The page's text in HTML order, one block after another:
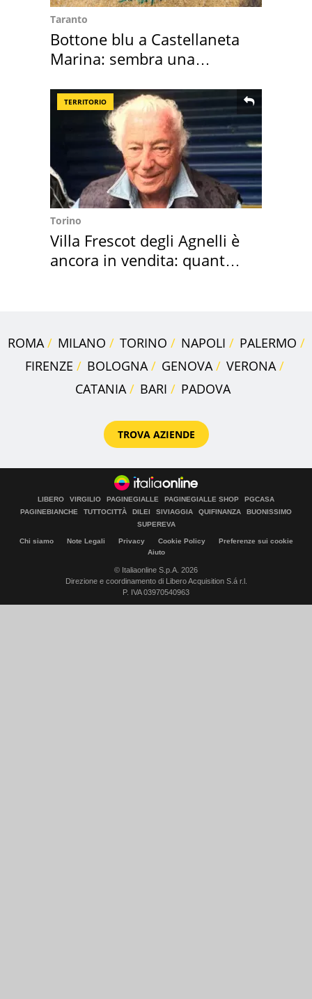
Taranto
Bottone blu a Castellaneta
Marina: sembra una
TERRITORIO
Torino
Villa Frescot degli Agnelli è
ancora in vendita: quanto
ROMA MILANO TORINO NAPOLI
PALERMO
FIRENZE
BOLOGNA GENOVA
VERONA
CATANIA
BARI PADOVA
TROVA AZIENDE
LIBERO VIRGILIO PAGINEGIALLE PAGINEGIALLE SHOP
PGCASA
PAGINEBIANCHE
TUTTOCITTÀ DILEI SIVIAGGIA QUIFINANZA
BUONISSIMO
SUPEREVA
Chi siamo Note Legali Privacy Cookie Policy
Preferenze sui cookie
Aiuto
© Italiaonline S.p.A. 2026
Direzione e coordinamento di Libero Acquisition S.á r.l.
P. IVA 03970540963